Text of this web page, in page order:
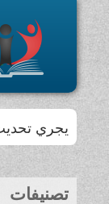
يجري
تصنيفات